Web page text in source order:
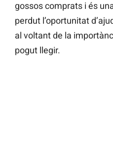
gossos comprats i és
perdut l’oportunitat
al voltant de la
pogut llegir.